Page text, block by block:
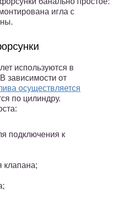
игла с
используются в
зависимости от
осуществляется
по цилиндру.
подключения к
клапана;